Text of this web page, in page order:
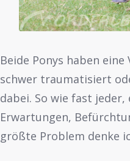
Beide Ponys haben
schwer traumatisiert
dabei. So wie fast
Erwartungen,
größte Problem denke